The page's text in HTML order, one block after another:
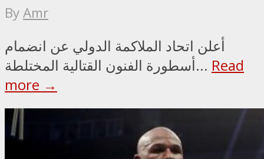
ByAmr
أعلن اتحاد الملاكمة الدولي عن انضمام
أسطورة الفنون القتالية المختلطة... Read
more →